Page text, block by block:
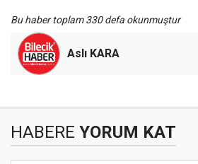
Bu haber toplam 330 defa okunmuştur
Aslı KARA
HABERE YORUM KAT